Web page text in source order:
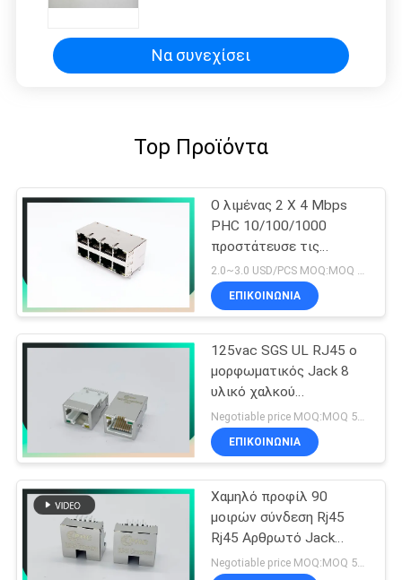
Να συνεχίσει
Top Προϊόντα
Ο λιμένας 2 X 4 Mbps
PHC 10/100/1000
προστάτευσε τις
οδηγήσεις RJ45
Ethernet Jack W/O
2.0~3.0 USD/PCS MOQ:MOQ 500-5KPCS
ΕΠΙΚΟΙΝΩΝΊΑ
125vac SGS UL RJ45 ο
μορφωματικός Jack 8
υλικό χαλκού
φωσφόρων καρφιτσώνNegotiable price MOQ:MOQ 500-5KPCS
ΕΠΙΚΟΙΝΩΝΊΑ
Χαμηλό προφίλ 90
μοιρών σύνδεση Rj45
Rj45 Αρθρωτό Jack
Shielded